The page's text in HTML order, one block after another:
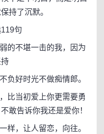
持了沉默。
句
不堪一击的我，因为
好时光不做痴情郎。
当初爱上你更需要勇
敢告诉你我还是爱你！
，让人留恋，向往。